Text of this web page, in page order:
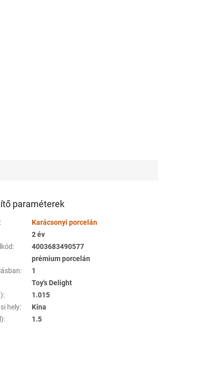
paraméterek
:
Karácsonyi porcelán
2 év
:
4003683490577
prémium porcelán
:
1
Toy's Delight
:
1.015
hely:
Kína
: 1.5